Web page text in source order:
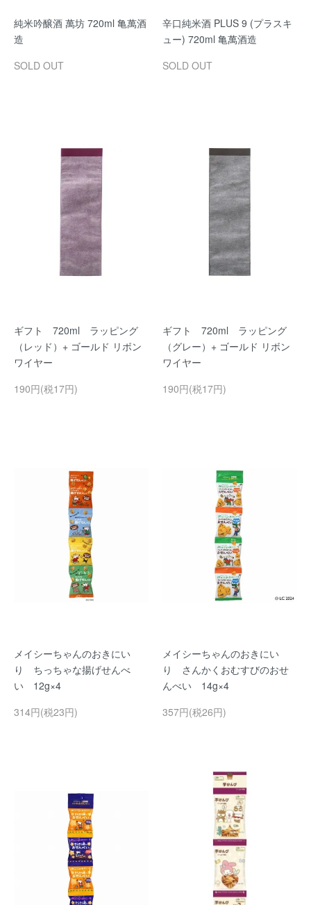
純米吟醸酒 萬坊 720ml 亀萬酒
造
SOLD OUT
辛口純米酒 PLUS 9 (プラスキ
ュー) 720ml 亀萬酒造
SOLD OUT
ギフト 720ml ラッピング
（レッド）+ ゴールド リボン
ワイヤー
190円(税17円)
ギフト 720ml ラッピング
（グレー）+ ゴールド リボン
ワイヤー
190円(税17円)
メイシーちゃんのおきにい
り ちっちゃな揚げせんべ
い 12g×4
314円(税23円)
メイシーちゃんのおきにい
り さんかくおむすびのおせ
んべい 14g×4
357円(税26円)